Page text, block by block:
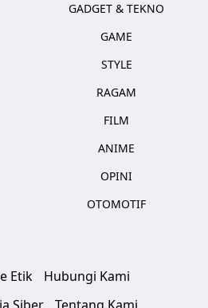
GADGET & TEKNO
GAME
STYLE
RAGAM
FILM
ANIME
OPINI
OTOMOTIF
Etik
Hubungi Kami